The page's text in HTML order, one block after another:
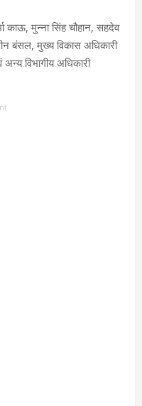
काऊ, मुन्ना सिंह चौहान, सहदेव
बंसल, मुख्य विकास अधिकारी
विभागीय अधिकारी